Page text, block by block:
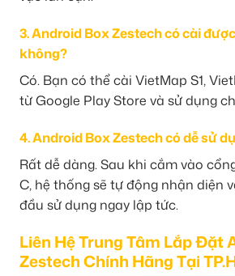
3. Android Box Zestech có cài
không?
Có. Bạn có thể cài VietMap S1,
từ Google Play Store và sử dụng
4. Android Box Zestech có dễ sử
Rất dễ dàng. Sau khi cắm vào
C, hệ thống sẽ tự động nhận diện
đầu sử dụng ngay lập tức.
Liên Hệ Trung Tâm Lắp Đặt
Zestech Chính Hãng Tại